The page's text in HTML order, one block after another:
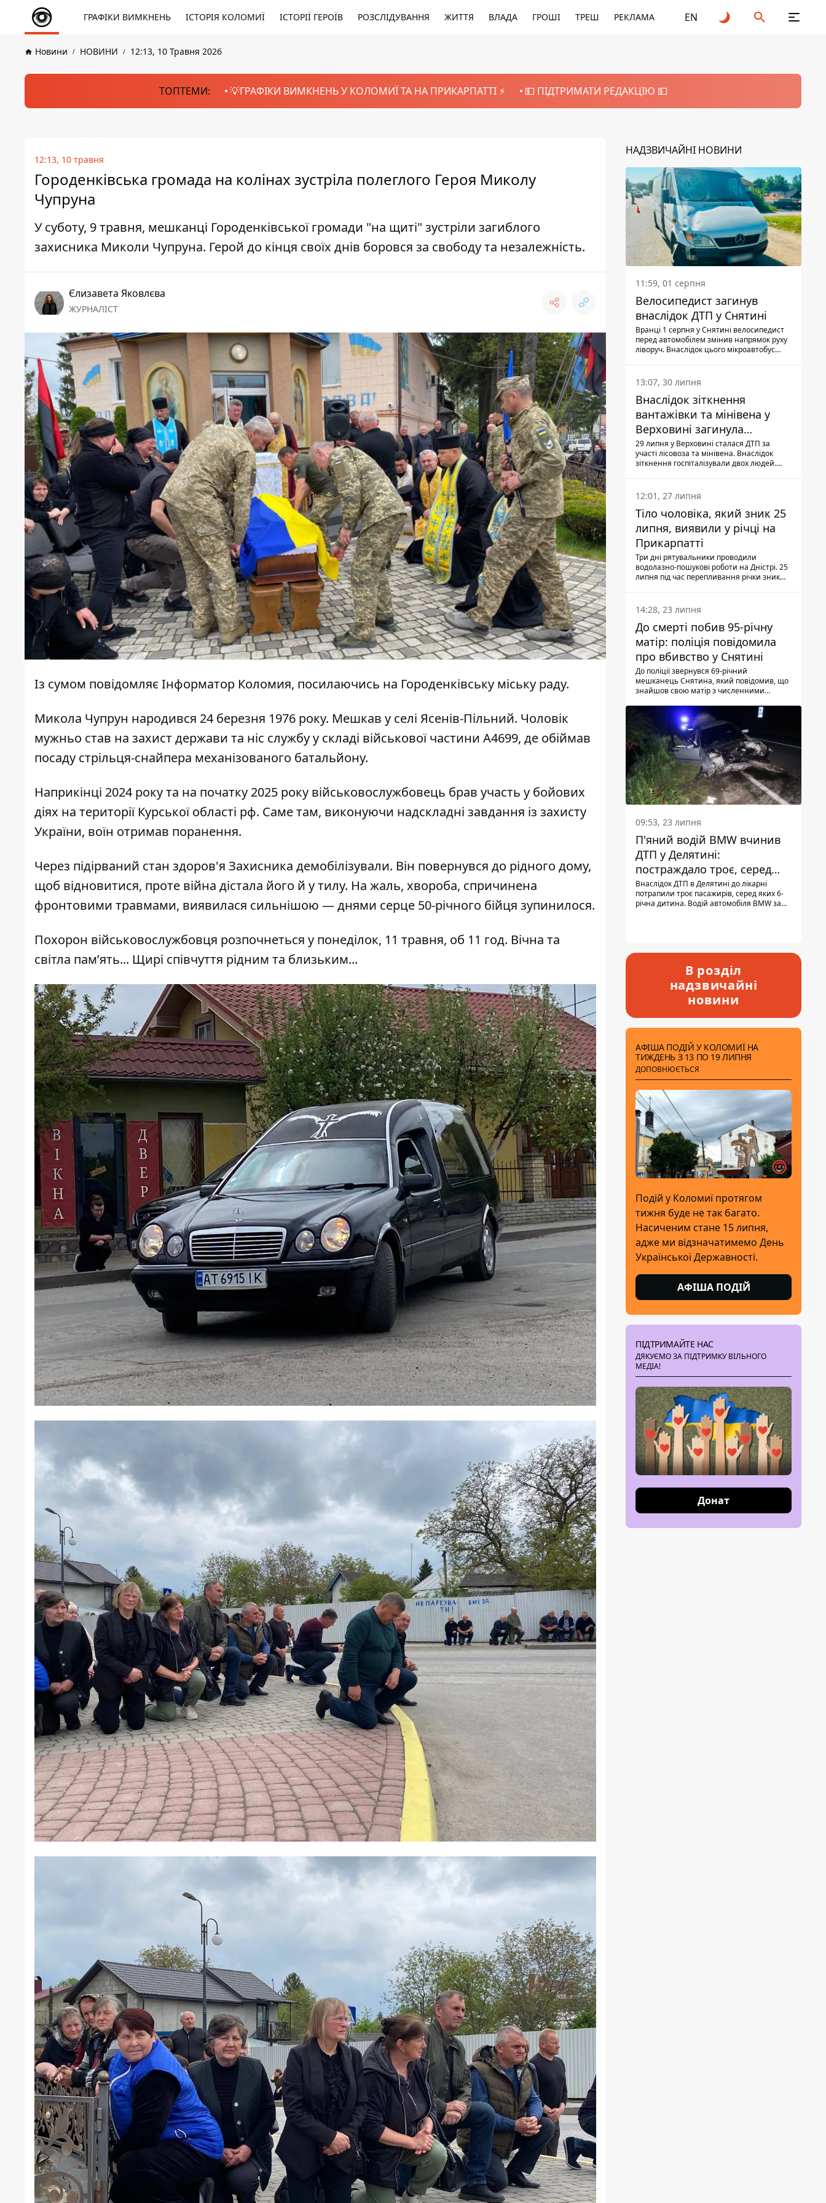
ГРАФІКИ ВИМКНЕНЬ ІСТОРІЯ КОЛОМИЇ ІСТОРІЇ ГЕРОЇВ РОЗСЛІДУВАННЯ ЖИТТЯ ВЛАДА ГРОШІ ТРЕШ РЕКЛАМА EN
Новини НОВИНИ 12:13, 10 Травня 2026
ТОПТЕМИ: 💡ГРАФІКИ ВИМКНЕНЬ У КОЛОМИЇ ТА НА ПРИКАРПАТТІ ⚡️ 💵 ПІДТРИМАТИ РЕДАКЦІЮ 💵
12:13, 10 травня
Городенківська громада на колінах зустріла полеглого Героя Миколу
Чупруна
У суботу, 9 травня, мешканці Городенківської громади "на щиті" зустріли загиблого
захисника Миколи Чупруна. Герой до кінця своїх днів боровся за свободу та незалежність.
Єлизавета Яковлєва
ЖУРНАЛІСТ
Із сумом повідомляє Інформатор Коломия, посилаючись на Городенківську міську раду.
Микола Чупрун народився 24 березня 1976 року. Мешкав у селі Ясенів-Пільний. Чоловік
мужньо став на захист держави та ніс службу у складі військової частини А4699, де обіймав
посаду стрільця-снайпера механізованого батальйону.
Наприкінці 2024 року та на початку 2025 року військовослужбовець брав участь у бойових
діях на території Курської області рф. Саме там, виконуючи надскладні завдання із захисту
України, воїн отримав поранення.
Через підірваний стан здоров'я Захисника демобілізували. Він повернувся до рідного дому,
щоб відновитися, проте війна дістала його й у тилу. На жаль, хвороба, спричинена
фронтовими травмами, виявилася сильнішою — днями серце 50-річного бійця зупинилося.
Похорон військовослужбовця розпочнеться у понеділок, 11 травня, об 11 год. Вічна та
світла памʼять... Щирі співчуття рідним та близьким...
НАДЗВИЧАЙНІ НОВИНИ
11:59, 01 серпня
Велосипедист загинув
внаслідок ДТП у Снятині
Вранці 1 серпня у Снятині велосипедист
перед автомобілем змінив напрямок руху
ліворуч. Внаслідок цього мікроавтобус
13:07, 30 липня
Внаслідок зіткнення
вантажівки та мінівена у
Верховині загинула
пасажирка, водійка - у
лікарні
29 липня у Верховині сталася ДТП за
участі лісовоза та мінівена. Внаслідок
зіткнення госпіталізували двох людей.
Також травми отримала водійка
автомобіля.
12:01, 27 липня
Тіло чоловіка, який зник 25
липня, виявили у річці на
Прикарпатті
Три дні рятувальники проводили
водолазно-пошукові роботи на Дністрі. 25
липня під час перепливання річки зник
виявили тіло.
14:28, 23 липня
До смерті побив 95-річну
матір: поліція повідомила
про вбивство у Снятині
До поліції звернувся 69-річний
мешканець Снятина, який повідомив, що
знайшов свою матір з численними
з'ясували правоохоронці, ці травми жінці
наніс її син.
09:53, 23 липня
П'яний водій BMW вчинив
ДТП у Делятині:
постраждало троє, серед
них - дитина
Внаслідок ДТП в Делятині до лікарні
потрапили троє пасажирів, серед яких 6-
річна дитина. Водій автомобіля BMW за
В розділ
надзвичайні
новини
АФІША ПОДІЙ У КОЛОМИЇ НА
ТИЖДЕНЬ З 13 ПО 19 ЛИПНЯ
ДОПОВНЮЄТЬСЯ
Подій у Коломиї протягом
тижня буде не так багато.
Насиченим стане 15 липня,
адже ми відзначатимемо День
Української Державності.
АФІША ПОДІЙ
ПІДТРИМАЙТЕ НАС
ДЯКУЄМО ЗА ПІДТРИМКУ ВІЛЬНОГО
МЕДІА!
Донат